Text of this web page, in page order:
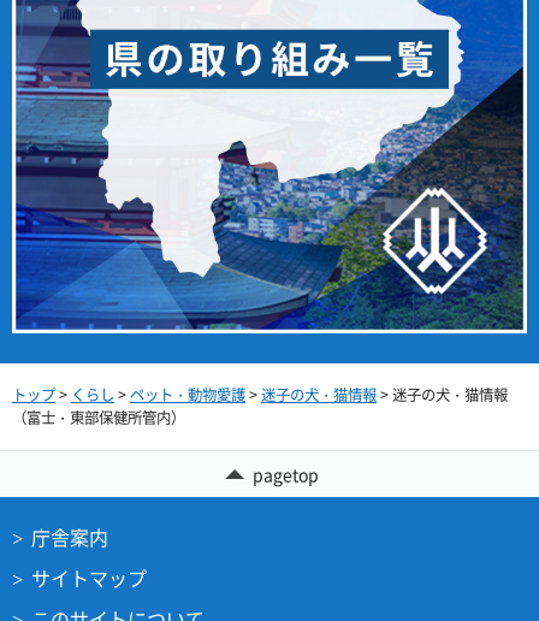
トップ> くらし >ペット・動物愛護>迷子の犬・猫情報> 迷子の犬・猫情報
（富士・東部保健所管内）
pagetop
庁舎案内
サイトマップ